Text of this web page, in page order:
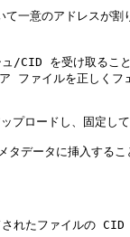
一意のアドレス
CID を受け取るこ
ファイルを正しくフ
ロードし、固定して
データに挿入するこ
れたファイルの